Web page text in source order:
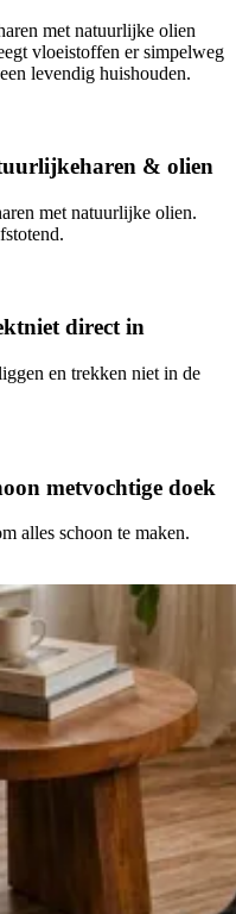
met natuurlijke olien
vloeistoffen er simpelweg
levendig huishouden.
haren & olien
met natuurlijke olien.
niet direct in
en trekken niet in de
metvochtige doek
alles schoon te maken.